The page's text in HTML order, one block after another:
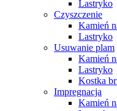
Lastryko
Czyszczenie
Kamień
Lastryko
Usuwanie plam
Kamień
Lastryko
Kostka
Impregnacja
Kamień